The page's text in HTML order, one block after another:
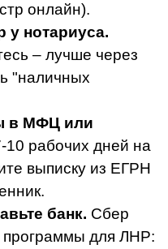
онлайн).
у нотариуса.
– лучше через
"наличных
в МФЦ или
10 рабочих дней на
выписку из ЕГРН
банк. Сбер
программы для ЛНР: